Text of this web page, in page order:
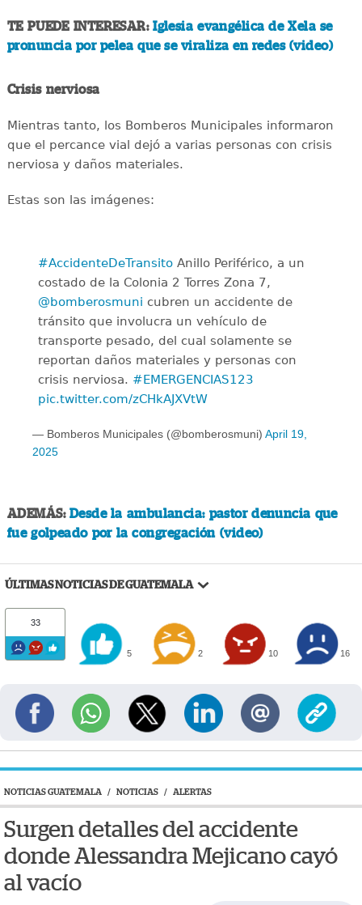
TE PUEDE INTERESAR:Iglesia evangélica de Xela se
pronuncia por pelea que se viraliza en redes (video)
Crisis nerviosa
Mientras tanto, los Bomberos Municipales informaron
que el percance vial dejó a varias personas con crisis
nerviosa y daños materiales.
Estas son las imágenes:
#AccidenteDeTransito Anillo Periférico, a un
costado de la Colonia 2 Torres Zona 7,
@bomberosmuni cubren un accidente de
tránsito que involucra un vehículo de
transporte pesado, del cual solamente se
reportan daños materiales y personas con
crisis nerviosa. #EMERGENCIAS123
pic.twitter.com/zCHkAJXVtW
— Bomberos Municipales (@bomberosmuni) April 19,
2025
ADEMÁS: Desde la ambulancia: pastor denuncia que
fue golpeado por la congregación (video)
ÚLTIMAS NOTICIAS DE GUATEMALA
33
5 2 10 16
NOTICIAS GUATEMALA / NOTICIAS / ALERTAS
Surgen detalles del accidente
donde Alessandra Mejicano cayó
al vacío